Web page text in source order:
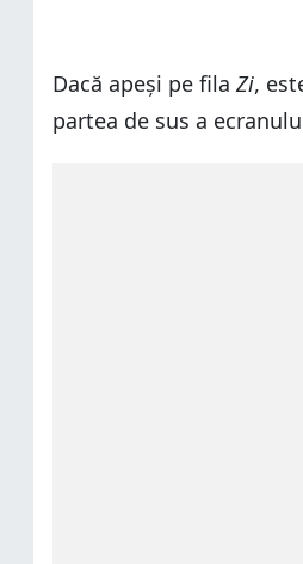
Dacă apeși pe fila Zi,
partea de sus a